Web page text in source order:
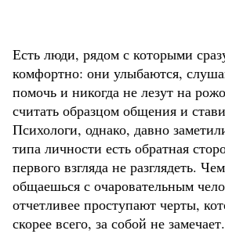
Есть люди, рядом с которыми
комфортно: они улыбаются,
помочь и никогда не лезут на
считать образцом общения и
Психологи, однако, давно
типа личности есть обратная
первого взгляда не разглядеть.
общаешься с очаровательным
отчетливее проступают черты,
скорее всего, за собой не замечает.